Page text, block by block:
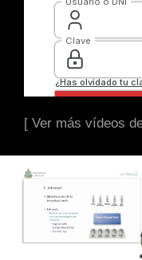
[ Ver más vídeos